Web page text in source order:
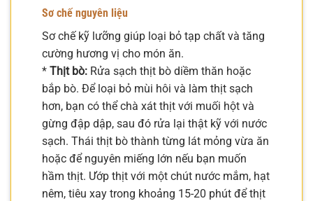
Sơ chế nguyên liệu
Sơ chế kỹ lưỡng giúp loại bỏ tạp chất và tăng
cường hương vị cho món ăn.
* Thịt bò: Rửa sạch thịt bò diềm thăn hoặc
bắp bò. Để loại bỏ mùi hôi và làm thịt sạch
hơn, bạn có thể chà xát thịt với muối hột và
gừng đập dập, sau đó rửa lại thật kỹ với nước
sạch. Thái thịt bò thành từng lát mỏng vừa ăn
hoặc để nguyên miếng lớn nếu bạn muốn
hầm thịt. Ướp thịt với một chút nước mắm, hạt
nêm, tiêu xay trong khoảng 15-20 phút để thịt